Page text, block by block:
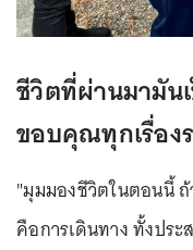
ชีวิตที่ผ่านมามัน
ขอบคุณทุกเรื่อง
"มุมมองชีวิตในตอนนี้ ถ้
คือการเดินทาง ทั้งปร